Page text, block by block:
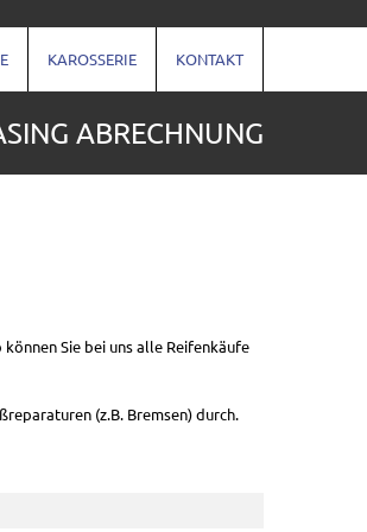
KAROSSERIE KONTAKT
ABRECHNUNG
Sie bei uns alle Reifenkäufe
(z.B. Bremsen) durch.